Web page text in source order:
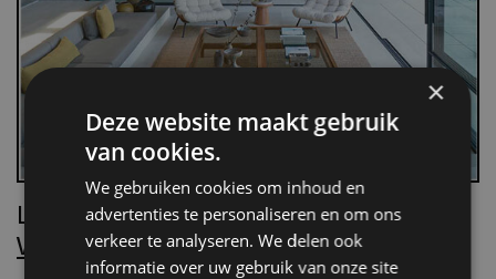
Lees Villa d’Arte!
Word nu abonnee.
×
Deze website maakt gebruik
van cookies.
We gebruiken cookies om inhoud en
advertenties te personaliseren en om ons
verkeer te analyseren. We delen ook
informatie over uw gebruik van onze site